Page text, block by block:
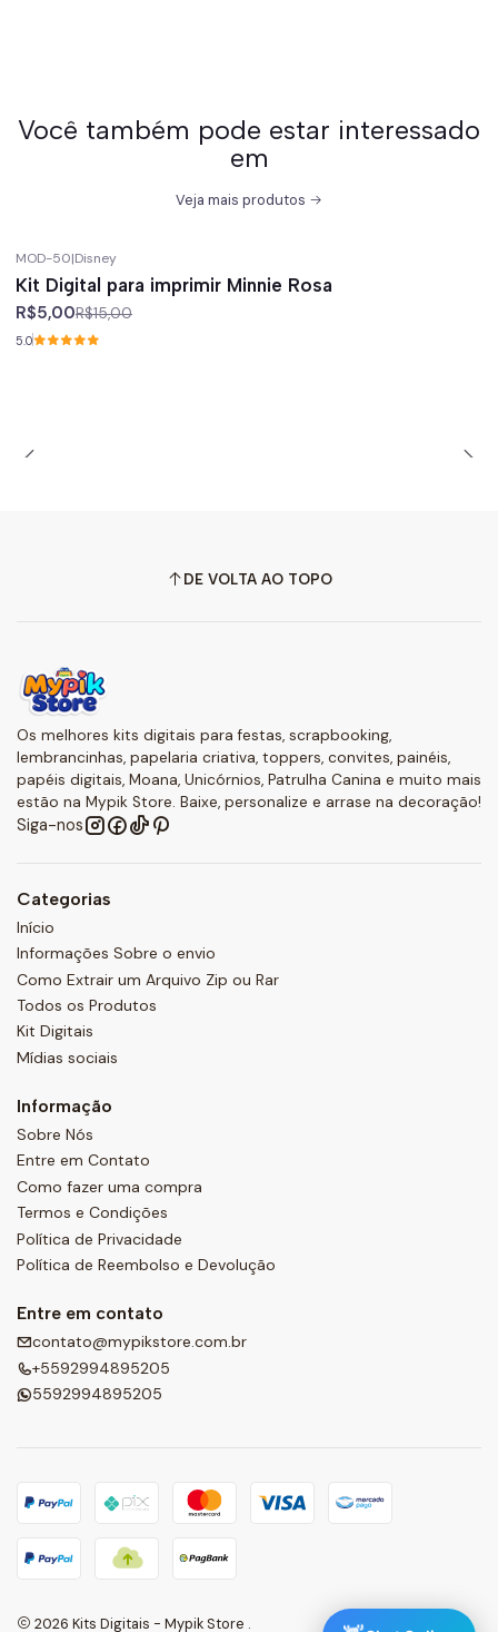
Você também pode estar interessado
em
Veja mais produtos
MOD-50|Disney
Kit Digital para imprimir Minnie Rosa
R$5,00R$15,00
5.0
DE VOLTA AO TOPO
Os melhores kits digitais para festas, scrapbooking,
lembrancinhas, papelaria criativa, toppers, convites, painéis,
papéis digitais, Moana, Unicórnios, Patrulha Canina e muito mais
estão na Mypik Store. Baixe, personalize e arrase na decoração!
Siga-nos
Categorias
Início
Informações Sobre o envio
Como Extrair um Arquivo Zip ou Rar
Todos os Produtos
Kit Digitais
Mídias sociais
Informação
Sobre Nós
Entre em Contato
Como fazer uma compra
Termos e Condições
Política de Privacidade
Política de Reembolso e Devolução
Entre em contato
contato@mypikstore.com.br
+5592994895205
5592994895205
2026 Kits Digitais - Mypik Store .